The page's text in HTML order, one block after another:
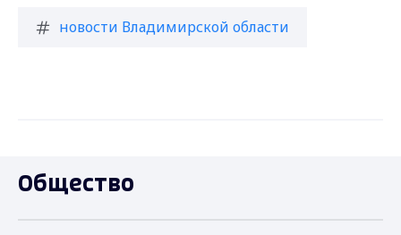
новости Владимирской области
Общество